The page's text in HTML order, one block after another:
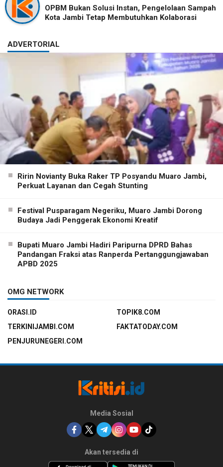
OPBM Bukan Solusi Instan, Pengelolaan Sampah
Kota Jambi Tetap Membutuhkan Kolaborasi
ADVERTORIAL
Ririn Novianty Buka Raker TP Posyandu Muaro Jambi,
Perkuat Layanan dan Cegah Stunting
Festival Pusparagam Negeriku, Muaro Jambi Dorong
Budaya Jadi Penggerak Ekonomi Kreatif
Bupati Muaro Jambi Hadiri Paripurna DPRD Bahas
Pandangan Fraksi atas Ranperda Pertanggungjawaban
APBD 2025
OMG NETWORK
ORASI.ID
TOPIK8.COM
TERKINIJAMBI.COM
FAKTATODAY.COM
PENJURUNEGERI.COM
Media Sosial
Akan tersedia di